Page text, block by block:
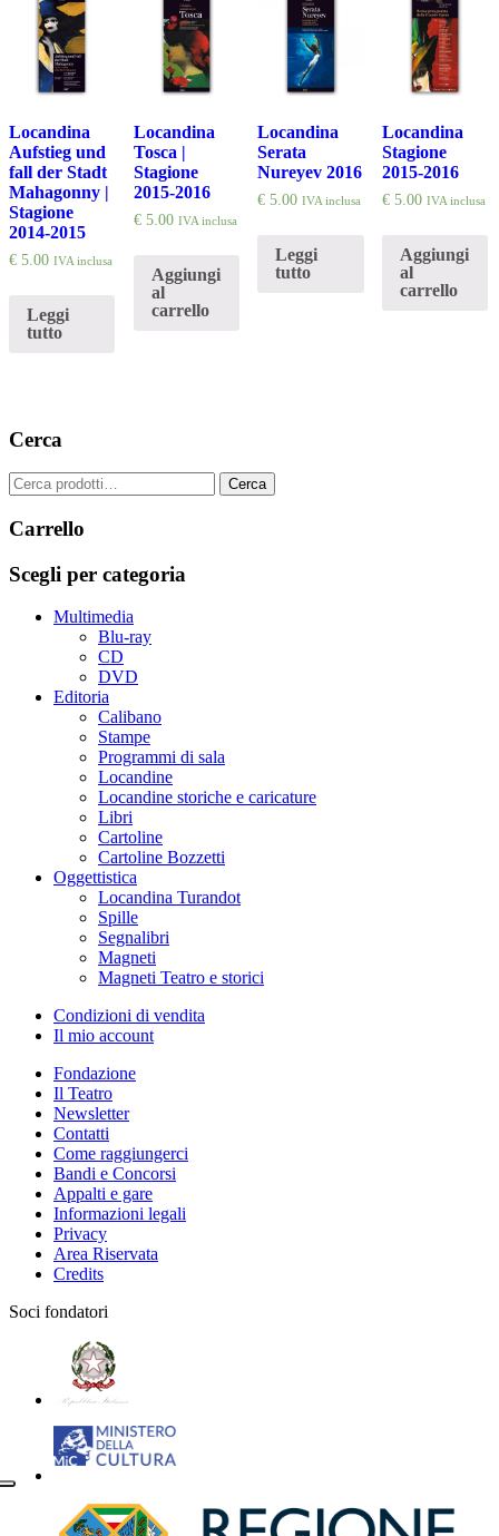
Locandina
Aufstieg und
fall der Stadt
Mahagonny |
Stagione
2014-2015
€ 5.00 IVA inclusa
Leggi
tutto
Locandina
Tosca |
Stagione
2015-2016
€5.00 IVA inclusa
Aggiungi
al
carrello
Locandina
Serata
Nureyev 2016
€ 5.00 IVA inclusa
Leggi
tutto
Locandina
Stagione
2015-2016
€5.00 IVA inclusa
Aggiungi
al
carrello
Cerca
Cerca: Cerca
Carrello
Scegli per categoria
Multimedia
Blu-ray
CD
DVD
Editoria
Calibano
Stampe
Programmi di sala
Locandine
Locandine storiche e caricature
Libri
Cartoline
Cartoline Bozzetti
Oggettistica
Locandina Turandot
Spille
Segnalibri
Magneti
Magneti Teatro e storici
Condizioni di vendita
Il mio account
Fondazione
Il Teatro
Newsletter
Contatti
Come raggiungerci
Bandi e Concorsi
Appalti e gare
Informazioni legali
Privacy
Area Riservata
Credits
Soci fondatori